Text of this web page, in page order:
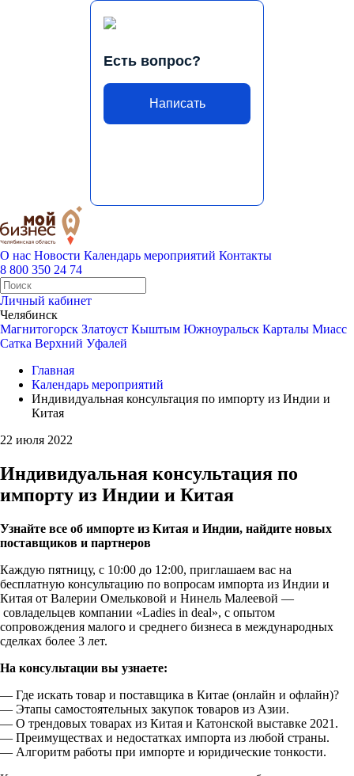
Есть вопрос?
Написать
О нас Новости Календарь мероприятий Контакты
8 800 350 24 74
Личный кабинет
Челябинск
Магнитогорск Златоуст Кыштым Южноуральск Карталы Миасс
Сатка Верхний Уфалей
Главная
Календарь мероприятий
Индивидуальная консультация по импорту из Индии и
Китая
22 июля 2022
Индивидуальная консультация по
импорту из Индии и Китая
Узнайте все об импорте из Китая и Индии, найдите новых
поставщиков и партнеров
Каждую пятницу, с 10:00 до 12:00, приглашаем вас на
бесплатную консультацию по вопросам импорта из Индии и
Китая от Валерии Омельковой и Нинель Малеевой —
совладельцев компании «Ladies in deal», с опытом
сопровождения малого и среднего бизнеса в международных
сделках более 3 лет.
На консультации вы узнаете:
— Где искать товар и поставщика в Китае (онлайн и офлайн)?
— Этапы самостоятельных закупок товаров из Азии.
— О трендовых товарах из Китая и Катонской выставке 2021.
— Преимуществах и недостатках импорта из любой страны.
— Алгоритм работы при импорте и юридические тонкости.